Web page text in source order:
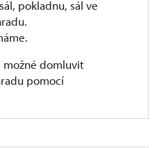
pokladnu, sál ve
možné domluvit
pomocí